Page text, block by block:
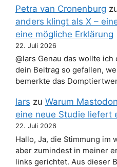
Petra van Cronenburg
anders klingt als X –
eine mögliche Erklärung
22. Juli 2026
@lars Genau das wollte
dein Beitrag so gefallen,
bemerkte das
lars zu Warum
eine neue Studie liefert
22. Juli 2026
Hallo, Ja, die Stimmung im
aber zumindest in meiner
links gerichtet. Aus dieser